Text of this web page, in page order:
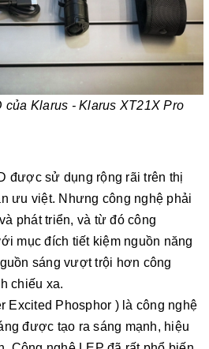
của Klarus - Klarus XT21X Pro
được sử dụng rộng rãi trên thị
ưu việt. Nhưng công nghệ phải
phát triển, và từ đó công
mục đích tiết kiệm nguồn năng
sáng vượt trội hơn công
chiếu xa.
Excited Phosphor ) là công nghệ
được tạo ra sáng mạnh, hiệu